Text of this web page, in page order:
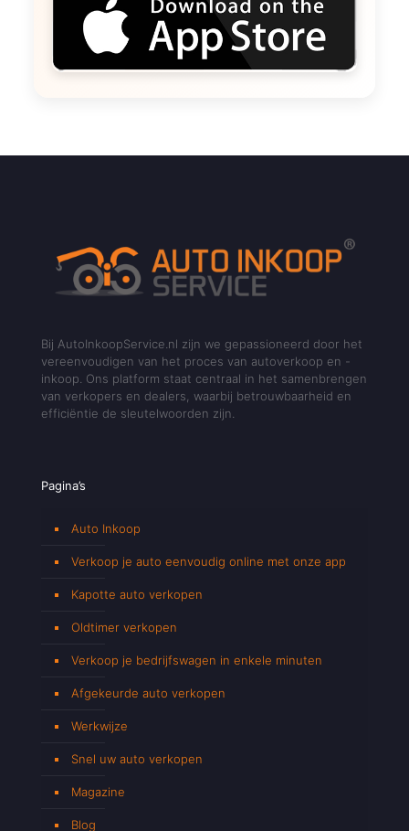
Bij AutoInkoopService.nl zijn we gepassioneerd door het
vereenvoudigen van het proces van autoverkoop en -
inkoop. Ons platform staat centraal in het samenbrengen
van verkopers en dealers, waarbij betrouwbaarheid en
efficiëntie de sleutelwoorden zijn.
Pagina’s
Auto Inkoop
Verkoop je auto eenvoudig online met onze app
Kapotte auto verkopen
Oldtimer verkopen
Verkoop je bedrijfswagen in enkele minuten
Afgekeurde auto verkopen
Werkwijze
Snel uw auto verkopen
Magazine
Blog